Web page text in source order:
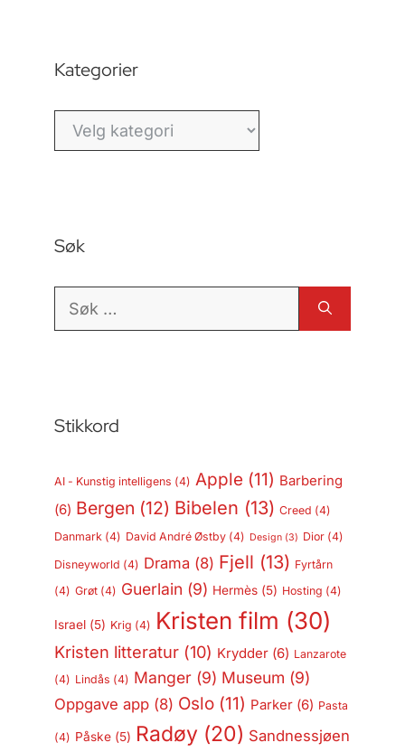
Kategorier
Kategorier
Søk
Søk
Stikkord
AI - Kunstig intelligens (4) Apple (11) Barbering
(6) Bergen (12) Bibelen (13) Creed (4)
Danmark(4) David André Østby(4) Design(3) Dior(4)
Disneyworld (4) Drama (8) Fjell (13) Fyrtårn
(4) Grøt(4) Guerlain (9) Hermès(5) Hosting (4)
Israel(5) Krig (4) Kristen film (30)
Kristen litteratur(10) Krydder(6) Lanzarote
(4) Lindås (4) Manger(9) Museum (9)
Oppgave app(8) Oslo(11) Parker(6) Pasta
(4) Påske(5) Radøy(20) Sandnessjøen